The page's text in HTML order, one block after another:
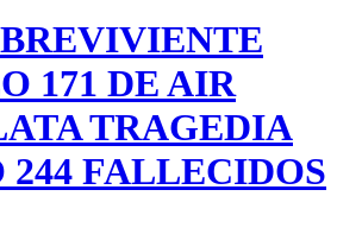
171 DE AIR
TRAGEDIA
244 FALLECIDOS